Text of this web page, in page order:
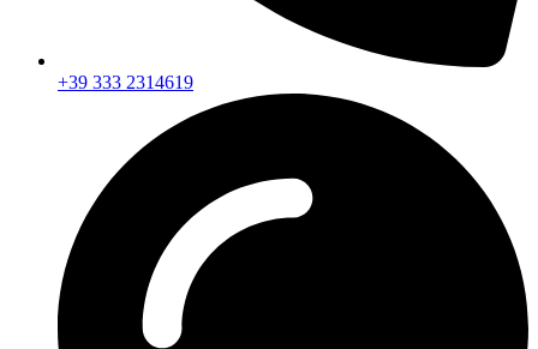
+39 333 2314619